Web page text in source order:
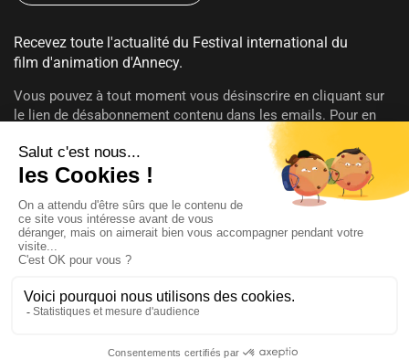
Recevez toute l'actualité du Festival international du
film d'animation d'Annecy.
Vous pouvez à tout moment vous désinscrire en cliquant sur
le lien de désabonnement contenu dans les emails. Pour en
savoir plus sur vos droits consultez notrepolitique de
confidentialité.
SUIVEZ-NOUS